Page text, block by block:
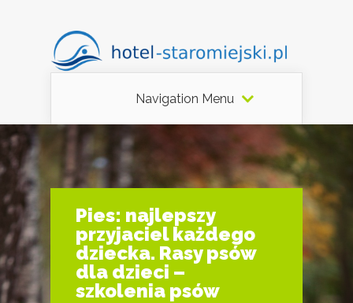
Navigation Menu
Pies: najlepszy
przyjaciel każdego
dziecka. Rasy psów
dla dzieci –
szkolenia psów